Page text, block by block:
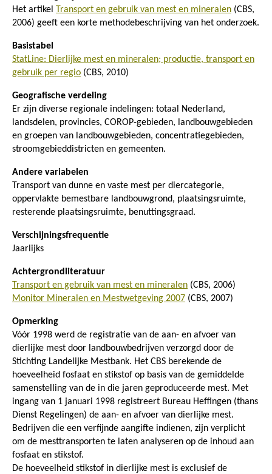
Het artikel Transport en gebruik van mest en mineralen (CBS,
2006) geeft een korte methodebeschrijving van het onderzoek.
Basistabel
StatLine: Dierlijke mest en mineralen; productie, transport en
gebruik per regio (CBS, 2010)
Geografische verdeling
Er zijn diverse regionale indelingen: totaal Nederland,
landsdelen, provincies, COROP-gebieden, landbouwgebieden
en groepen van landbouwgebieden, concentratiegebieden,
stroomgebieddistricten en gemeenten.
Andere variabelen
Transport van dunne en vaste mest per diercategorie,
oppervlakte bemestbare landbouwgrond, plaatsingsruimte,
resterende plaatsingsruimte, benuttingsgraad.
Verschijningsfrequentie
Jaarlijks
Achtergrondliteratuur
Transport en gebruik van mest en mineralen (CBS, 2006)
Monitor Mineralen en Mestwetgeving 2007 (CBS, 2007)
Opmerking
Vóór 1998 werd de registratie van de aan- en afvoer van
dierlijke mest door landbouwbedrijven verzorgd door de
Stichting Landelijke Mestbank. Het CBS berekende de
hoeveelheid fosfaat en stikstof op basis van de gemiddelde
samenstelling van de in die jaren geproduceerde mest. Met
ingang van 1 januari 1998 registreert Bureau Heffingen (thans
Dienst Regelingen) de aan- en afvoer van dierlijke mest.
Bedrijven die een verfijnde aangifte indienen, zijn verplicht
om de mesttransporten te laten analyseren op de inhoud aan
fosfaat en stikstof.
De hoeveelheid stikstof in dierlijke mest is exclusief de